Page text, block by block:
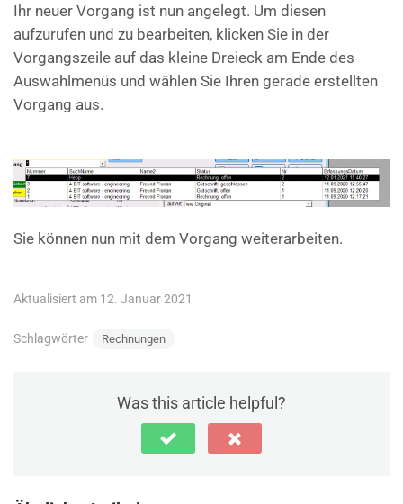
Ihr neuer Vorgang ist nun angelegt. Um diesen
aufzurufen und zu bearbeiten, klicken Sie in der
Vorgangszeile auf das kleine Dreieck am Ende des
Auswahlmenüs und wählen Sie Ihren gerade erstellten
Vorgang aus.
Sie können nun mit dem Vorgang weiterarbeiten.
Aktualisiert am 12. Januar 2021
Schlagwörter Rechnungen
Was this article helpful?